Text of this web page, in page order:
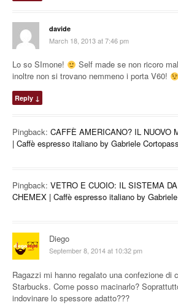
davide
March 18, 2013 at 7:46 pm
Lo so SImone!
Self made se non ricoro
inoltre non si trovano nemmeno i porta V60!
Reply ↓
Pingback: CAFFÈ AMERICANO? IL NUOVO
| Caffè espresso italiano by Gabriele
Pingback: VETRO E CUOIO: IL SISTEMA
CHEMEX | Caffè espresso italiano by
Diego
September 8, 2014 at 10:32 pm
Ragazzi mi hanno regalato una confezione di
Starbucks. Come posso macinarlo?
indovinare lo spessore adatto???